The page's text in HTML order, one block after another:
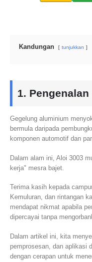
Kandungan tunjukkan
1. Pengenalan
Gegelung aluminium
bermula daripada
komponen automotif dan
Dalam alam ini, Aloi 3003
kerja" mesra bajet.
Terima kasih kepada
Kemuluran, dan rintangan
mendapat nikmat apabila
dipercayai tanpa
Dalam artikel ini, kita
pemprosesan, dan aplikasi
dengan cerapan untuk